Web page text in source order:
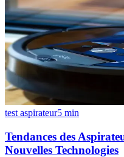
test aspirateur5 min
Tendances des
Nouvelles Technologies